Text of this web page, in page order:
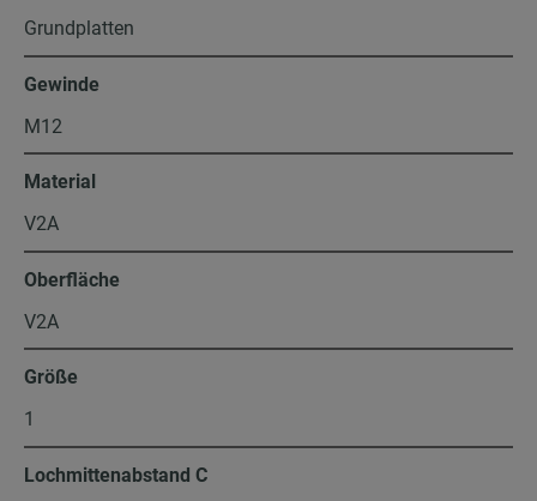
Grundplatten
Gewinde
M12
Material
V2A
Oberfläche
V2A
Größe
1
Lochmittenabstand C